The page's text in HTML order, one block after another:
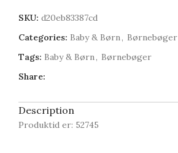
SKU: d20eb83387cd
Categories: Baby & Børn, Børnebøger
Tags: Baby & Børn, Børnebøger
Share:
Description
Produktid er: 52745